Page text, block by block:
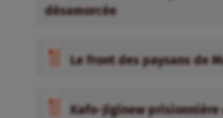
désamorcée
Le front des paysans de
Kafo-Jiginew prisionnière